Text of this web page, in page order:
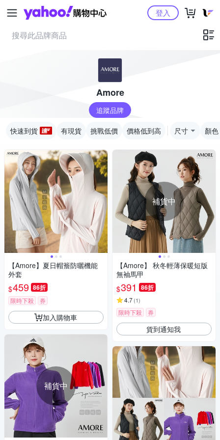
Yahoo購物中心登入
Amore
追蹤品牌
快速到貨 有現貨 挑戰低價 價格低到高 尺寸 顏色
【Amore】夏日帽簷防曬機能
外套
$459 86折
限時下殺 券
加入購物車
補貨中
補貨中
【Amore】 秋冬輕薄保暖短版
無袖馬甲
$391 86折
4.7(1)
限時下殺 券
貨到通知我